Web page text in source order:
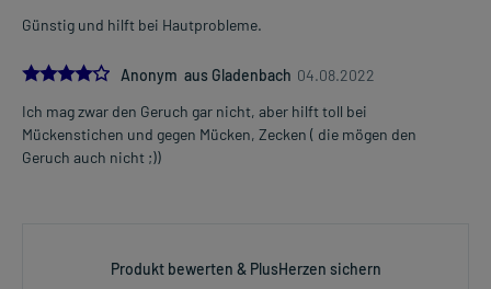
Günstig und hilft bei Hautprobleme.
4.0Anonym aus Gladenbach 04.08.2022
Ich mag zwar den Geruch gar nicht, aber hilft toll bei
Mückenstichen und gegen Mücken, Zecken ( die mögen den
Geruch auch nicht ;))
Produkt bewerten & PlusHerzen sichern